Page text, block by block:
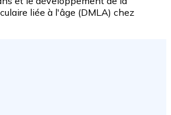
liée à l'âge (DMLA) chez